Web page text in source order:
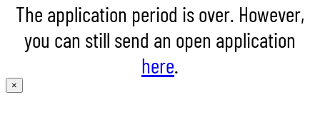
The application period is over. However,
you can still send an open application
here.
×